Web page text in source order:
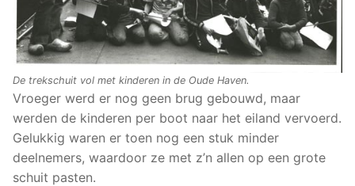
De trekschuit vol met kinderen in de Oude Haven.
Vroeger werd er nog geen brug gebouwd, maar
werden de kinderen per boot naar het eiland vervoerd.
Gelukkig waren er toen nog een stuk minder
deelnemers, waardoor ze met z’n allen op een grote
schuit pasten.